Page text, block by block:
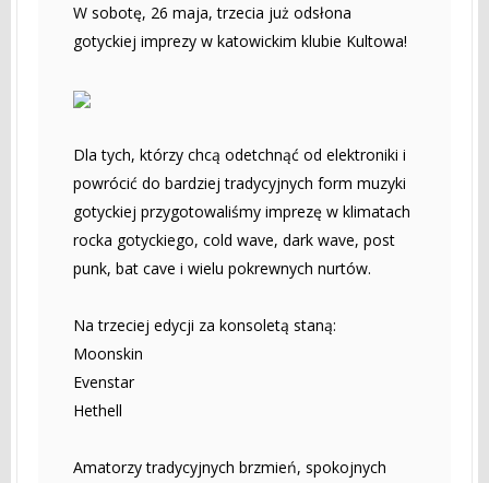
W sobotę, 26 maja, trzecia już odsłona
gotyckiej imprezy w katowickim klubie Kultowa!
Dla tych, którzy chcą odetchnąć od elektroniki i
powrócić do bardziej tradycyjnych form muzyki
gotyckiej przygotowaliśmy imprezę w klimatach
rocka gotyckiego, cold wave, dark wave, post
punk, bat cave i wielu pokrewnych nurtów.
Na trzeciej edycji za konsoletą staną:
Moonskin
Evenstar
Hethell
Amatorzy tradycyjnych brzmień, spokojnych